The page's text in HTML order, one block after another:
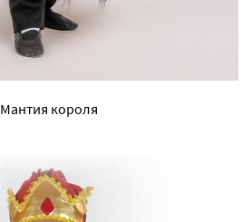
Мантия короля